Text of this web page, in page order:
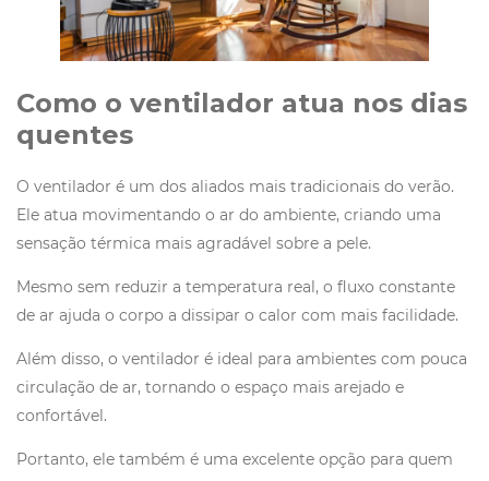
Como o ventilador atua nos dias
quentes
O ventilador é um dos aliados mais tradicionais do verão.
Ele atua movimentando o ar do ambiente, criando uma
sensação térmica mais agradável sobre a pele.
Mesmo sem reduzir a temperatura real, o fluxo constante
de ar ajuda o corpo a dissipar o calor com mais facilidade.
Além disso, o ventilador é ideal para ambientes com pouca
circulação de ar, tornando o espaço mais arejado e
confortável.
Portanto, ele também é uma excelente opção para quem